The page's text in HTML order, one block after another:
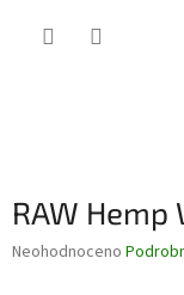
RAW Hemp
Průměrné
Neohodnoceno